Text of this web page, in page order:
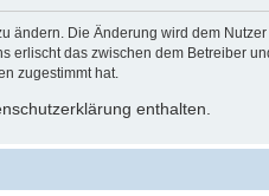
ändern. Die Änderung wird dem
das zwischen dem Betreiber
zugestimmt hat.
enthalten.